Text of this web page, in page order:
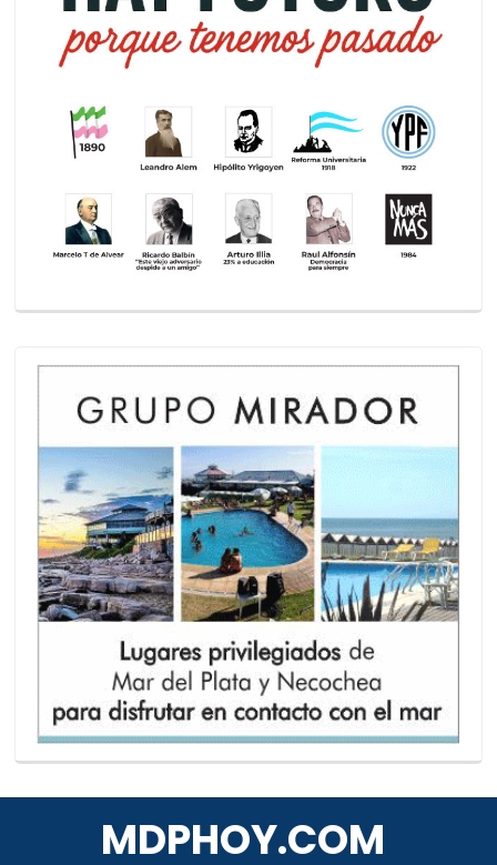
MDPHOY.COM